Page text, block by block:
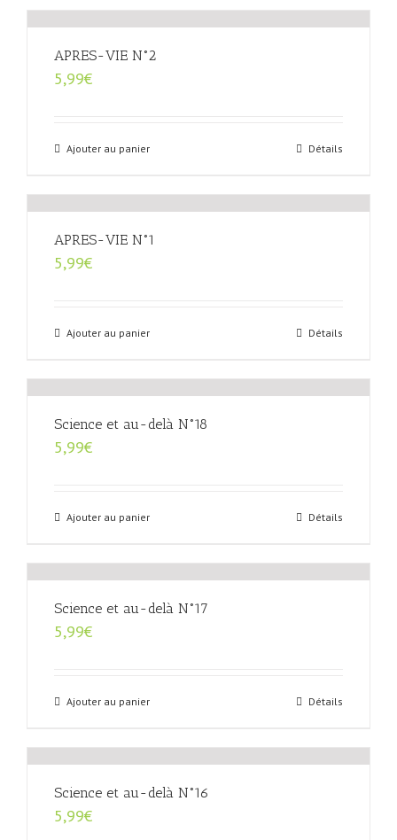
APRES-VIE N°2
5,99€
Ajouter au panier Détails
APRES-VIE N°1
5,99€
Ajouter au panier Détails
Science et au-delà N°18
5,99€
Ajouter au panier Détails
Science et au-delà N°17
5,99€
Ajouter au panier Détails
Science et au-delà N°16
5,99€